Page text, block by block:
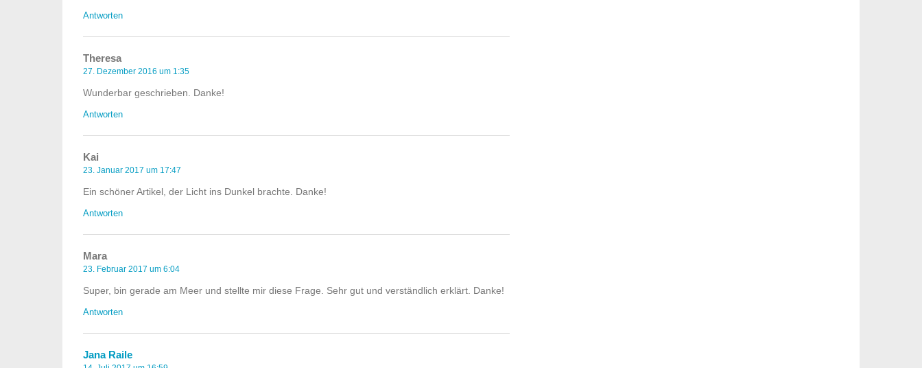
Antworten
Theresa
27. Dezember 2016 um 1:35
Wunderbar geschrieben. Danke!
Antworten
Kai
23. Januar 2017 um 17:47
Ein schöner Artikel, der Licht ins Dunkel brachte. Danke!
Antworten
Mara
23. Februar 2017 um 6:04
Super, bin gerade am Meer und stellte mir diese Frage. Sehr gut und verständlich erklärt. Danke!
Antworten
Jana Raile